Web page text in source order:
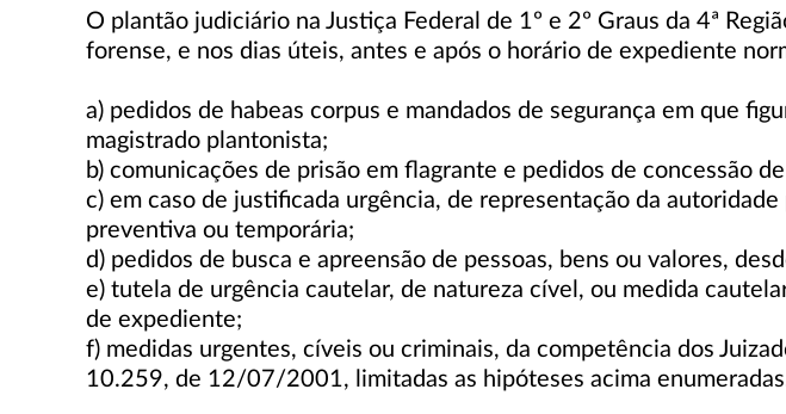
O plantão judiciário na Justiça Federal de 1º e 2º Graus da 4ª
forense, e nos dias úteis, antes e após o horário de expediente
a) pedidos de habeas corpus e mandados de segurança em que
magistrado plantonista;
b) comunicações de prisão em flagrante e pedidos de concessão
c) em caso de justificada urgência, de representação da
preventiva ou temporária;
d) pedidos de busca e apreensão de pessoas, bens ou valores,
e) tutela de urgência cautelar, de natureza cível, ou medida
de expediente;
f) medidas urgentes, cíveis ou criminais, da competência dos
10.259, de 12/07/2001, limitadas as hipóteses acima